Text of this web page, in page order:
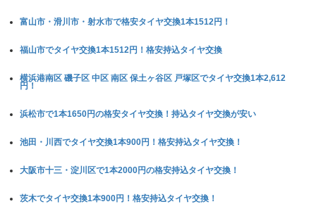
富山市・滑川市・射水市で格安タイヤ交換1本1512円！
福山市でタイヤ交換1本1512円！格安持込タイヤ交換
横浜港南区 磯子区 中区 南区 保土ヶ谷区 戸塚区でタイヤ交換1本2,612
円！
浜松市で1本1650円の格安タイヤ交換！持込タイヤ交換が安い
池田・川西でタイヤ交換1本900円！格安持込タイヤ交換！
大阪市十三・淀川区で1本2000円の格安持込タイヤ交換！
茨木でタイヤ交換1本900円！格安持込タイヤ交換！